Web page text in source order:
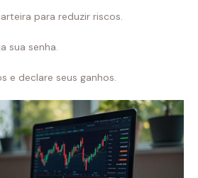
para reduzir riscos.
sua senha.
e declare seus ganhos.